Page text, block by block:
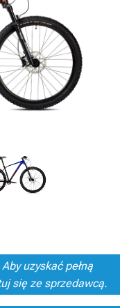
uzyskać pełną
się ze sprzedawcą.